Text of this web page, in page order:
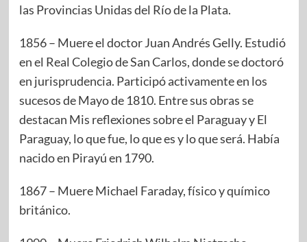
las Provincias Unidas del Río de la Plata.
1856 – Muere el doctor Juan Andrés Gelly. Estudió
en el Real Colegio de San Carlos, donde se doctoró
en jurisprudencia. Participó activamente en los
sucesos de Mayo de 1810. Entre sus obras se
destacan Mis reflexiones sobre el Paraguay y El
Paraguay, lo que fue, lo que es y lo que será. Había
nacido en Pirayú en 1790.
1867 – Muere Michael Faraday, físico y químico
británico.